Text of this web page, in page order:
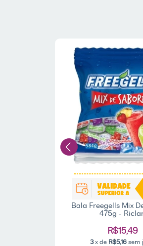
Bala Freegells Mix
475g -
R$15,49
3 x de R$5,16 sem